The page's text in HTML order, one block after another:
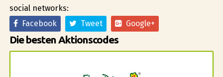
social networks:
Facebook
Tweet Google+
Die besten Aktionscodes